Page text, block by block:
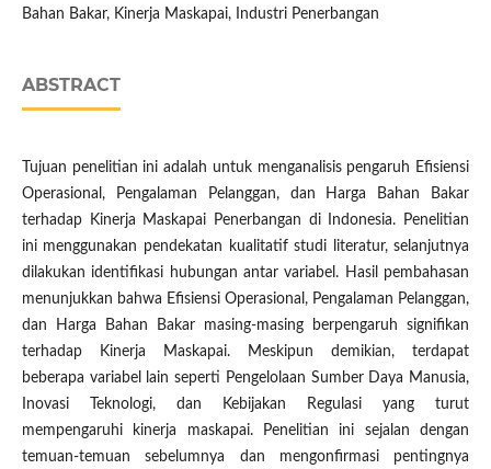
Bahan Bakar, Kinerja Maskapai, Industri Penerbangan
ABSTRACT
Tujuan penelitian ini adalah untuk menganalisis pengaruh Efisiensi
Operasional, Pengalaman Pelanggan, dan Harga Bahan Bakar
terhadap Kinerja Maskapai Penerbangan di Indonesia. Penelitian
ini menggunakan pendekatan kualitatif studi literatur, selanjutnya
dilakukan identifikasi hubungan antar variabel. Hasil pembahasan
menunjukkan bahwa Efisiensi Operasional, Pengalaman Pelanggan,
dan Harga Bahan Bakar masing-masing berpengaruh signifikan
terhadap Kinerja Maskapai. Meskipun demikian, terdapat
beberapa variabel lain seperti Pengelolaan Sumber Daya Manusia,
Inovasi Teknologi, dan Kebijakan Regulasi yang turut
mempengaruhi kinerja maskapai. Penelitian ini sejalan dengan
temuan-temuan sebelumnya dan mengonfirmasi pentingnya